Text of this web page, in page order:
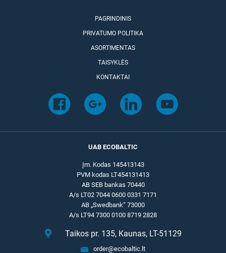
PAGRINDINIS
PRIVATUMO POLITIKA
ASORTIMENTAS
TAISYKLĖS
KONTAKTAI
UAB ECOBALTIC
Įm. Kodas 145413143
PVM kodas LT454131413
AB SEB bankas 70440
A/s LT02 7044 0600 0331 7171
AB „Swedbank“ 73000
A/s LT94 7300 0100 8719 2828
Taikos pr. 135, Kaunas, LT-51129
order@ecobaltic.lt